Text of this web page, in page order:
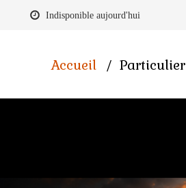
Indisponible aujourd'hui
Accueil Particulier